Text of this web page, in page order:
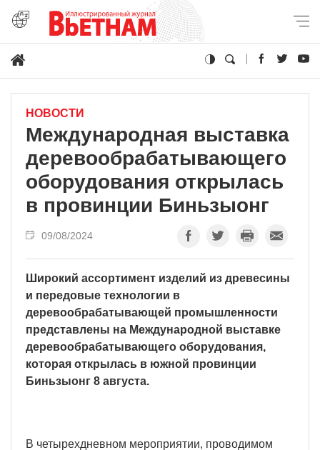
НОВОСТИ
Международная выставка
деревообрабатывающего
оборудования открылась
в провинции Биньзыонг
09/08/2024
Широкий ассортимент изделий из древесины
и передовые технологии в
деревообрабатывающей промышленности
представлены на Международной выставке
деревообрабатывающего оборудования,
которая открылась в южной провинции
Биньзыонг 8 августа.
В четырехдневном мероприятии, проводимом